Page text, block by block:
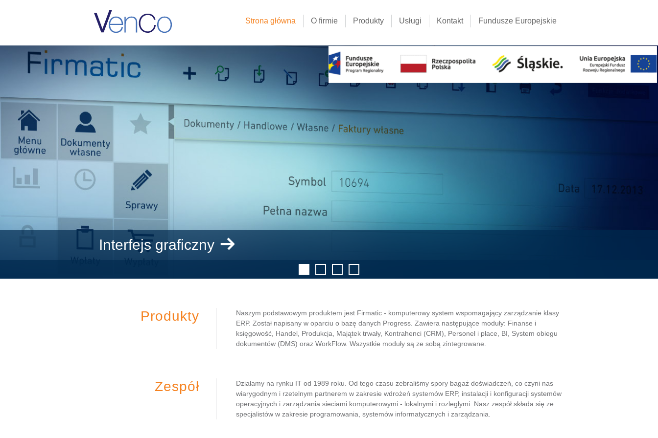
Strona główna O firmie Produkty Usługi Kontakt Fundusze Europejskie
Interfejs graficzny
Produkty
Naszym podstawowym produktem jest Firmatic - komputerowy system wspomagający zarządzanie klasy
ERP. Został napisany w oparciu o bazę danych Progress. Zawiera następujące moduły: Finanse i
księgowość, Handel, Produkcja, Majątek trwały, Kontrahenci (CRM), Personel i płace, BI, System obiegu
dokumentów (DMS) oraz WorkFlow. Wszystkie moduły są ze sobą zintegrowane.
Zespół
Działamy na rynku IT od 1989 roku. Od tego czasu zebraliśmy spory bagaż doświadczeń, co czyni nas
wiarygodnym i rzetelnym partnerem w zakresie wdrożeń systemów ERP, instalacji i konfiguracji systemów
operacyjnych i zarządzania sieciami komputerowymi - lokalnymi i rozległymi. Nasz zespół składa się ze
specjalistów w zakresie programowania, systemów informatycznych i zarządzania.